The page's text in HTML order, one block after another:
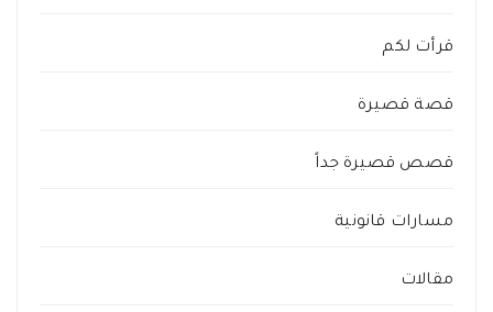
قرأت لكم
قصة قصيرة
قصص قصيرة جداً
مسارات قانونية
مقالات